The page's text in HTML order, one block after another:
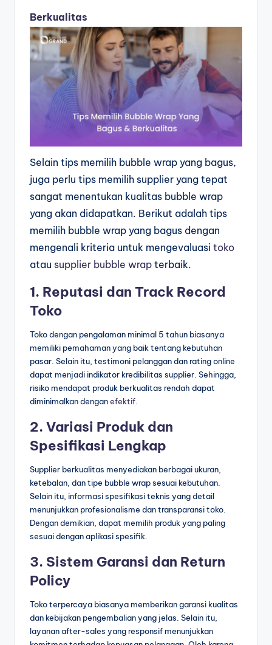
Berkualitas
Selain tips memilih bubble wrap yang bagus,
juga perlu tips memilih supplier yang tepat
sangat menentukan kualitas bubble wrap
yang akan didapatkan. Berikut adalah tips
memilih bubble wrap yang bagus dengan
mengenali kriteria untuk mengevaluasi toko
atau supplier bubble wrap terbaik.
1. Reputasi dan Track Record
Toko
Toko dengan pengalaman minimal 5 tahun biasanya
memiliki pemahaman yang baik tentang kebutuhan
pasar. Selain itu, testimoni pelanggan dan rating online
dapat menjadi indikator kredibilitas supplier. Sehingga,
risiko mendapat produk berkualitas rendah dapat
diminimalkan denganefektif
2. Variasi Produk dan
Spesifikasi Lengkap
Supplier berkualitas menyediakan berbagai ukuran,
ketebalan, dan tipe bubble wrap sesuai kebutuhan.
Selain itu, informasi spesifikasi teknis yang detail
menunjukkan profesionalisme dan transparansi toko.
Dengan demikian, dapat memilih produk yang paling
sesuai dengan aplikasi spesifik.
3. Sistem Garansi dan Return
Policy
Toko terpercaya biasanya memberikan garansi kualitas
dan kebijakan pengembalian yang jelas. Selain itu,
layanan after-sales yang responsif menunjukkan